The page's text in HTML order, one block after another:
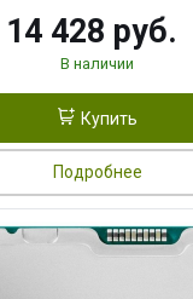
14 428 руб.
В наличии
Купить
Подробнее